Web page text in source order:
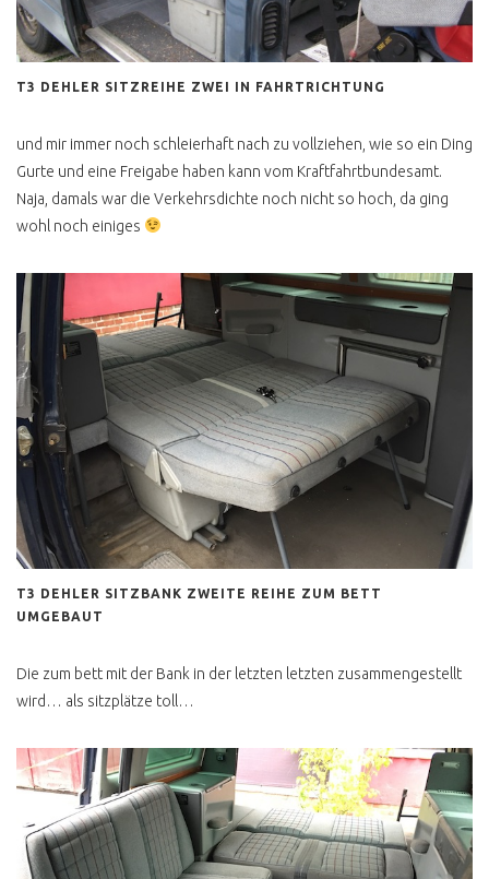
T6 E ABT E BUS UMBAU
CALIFORNIA BEACH
LOW BUDGET CAMPER
ID BUZZ
ID BUZZ TEST CAMPING
BOX
ID BUZZ ODER T1
VW BUS KAUFEN
TRAUMBUS SELBST
FINDEN
MEIN BUDGET
ONLINE AUKTIONEN
FAKE ANGEBOTE
WERTANLAGE VW BUS
ÜBERFÜHREN
VW BUS CHECK
HÄNDLER TRICKKISTE
GUT BEDIENT
VERKAUF VON PRIVAT
T3 DEHLER SITZREIHE ZWEI IN FAHRTRICHTUNG
und mir immer noch schleierhaft nach zu vollziehen, wie so ein Ding
Gurte und eine Freigabe haben kann vom Kraftfahrtbundesamt.
Naja, damals war die Verkehrsdichte noch nicht so hoch, da ging
wohl noch einiges
T3 DEHLER SITZBANK ZWEITE REIHE ZUM BETT
UMGEBAUT
Die zum bett mit der Bank in der letzten letzten zusammengestellt
wird… als sitzplätze toll…